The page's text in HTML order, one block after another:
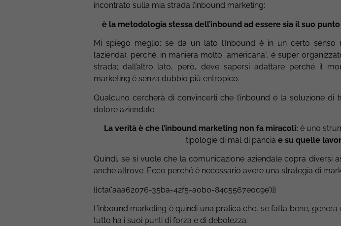
incontrato sulla mia strada l’inbound marketing:
è la metodologia stessa dell’inbound ad essere sia il suo
Mi spiego meglio: se da un lato l’Inbound è in un certo senso
l’azienda), perché, in maniera molto “americana”,è super
strada; dall’altro lato, però, deve sapersi adattare perché il
marketing è senza dubbio più entropico.
Qualcuno cercherà di convincerti che l’inbound è la soluzione
dolore aziendale.
La verità è che l’inbound marketing non fa miracoli: è uno
tipologie di mal di pancia e su quelle
Quindi, se si vuole che la comunicazione aziendale copra diversi
anche altrove. Ecco perché è necessario avere una strategia di
{{cta(‘aaa62076-35ba-42f5-a0b0-84c5567e0c9e’)}}
L’inbound marketing è quindi una pratica che, se fatta bene,
tutto ha i suoi punti di forza e di debolezza: